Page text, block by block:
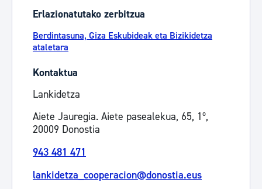
Erlazionatutako zerbitzua
Berdintasuna, Giza Eskubideak eta Bizikidetza
ataletara
Kontaktua
Lankidetza
Aiete Jauregia. Aiete pasealekua, 65, 1º,
20009 Donostia
943 481 471
lankidetza_cooperacion@donostia.eus